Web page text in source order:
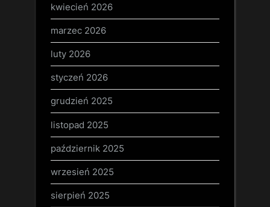
kwiecień 2026
marzec 2026
luty 2026
styczeń 2026
grudzień 2025
listopad 2025
październik 2025
wrzesień 2025
sierpień 2025